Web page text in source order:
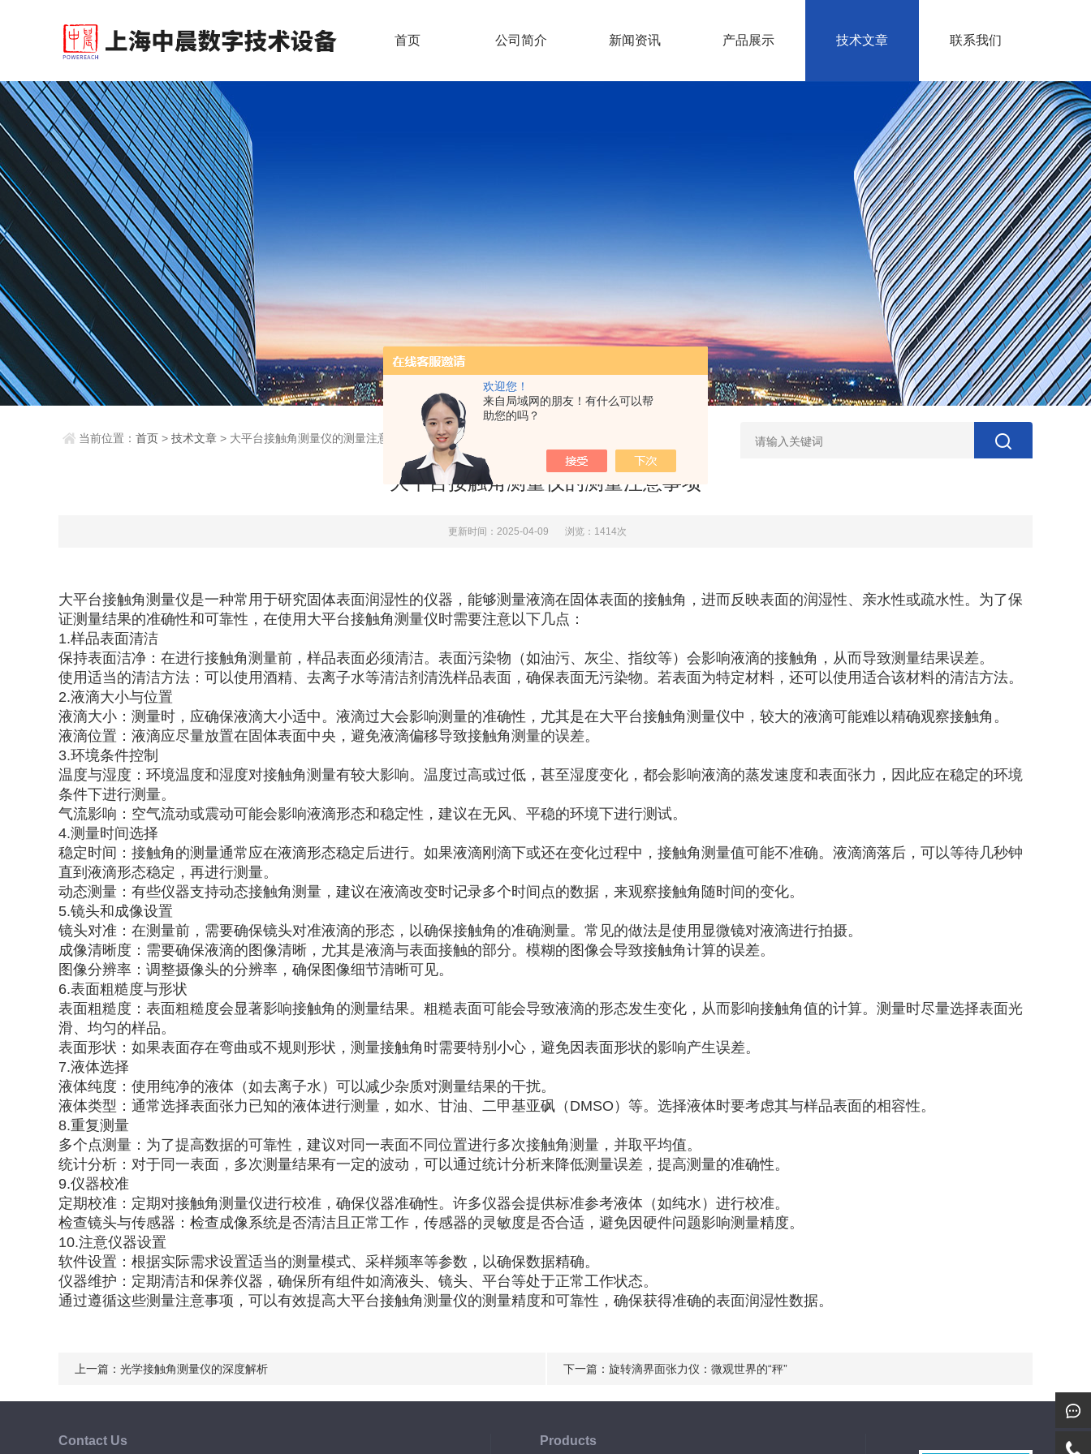
欢迎您！
来自局域网的朋友！有什么可以帮
助您的吗？
首页 公司简介 新闻资讯 产品展示 技术文章 联系我们
当前位置： 首页 > 技术文章 > 大平台接触角测量仪的测量注意事项
大平台接触角测量仪的测量注意事项
更新时间：2025-04-09 浏览：1414次
大平台接触角测量仪是一种常用于研究固体表面润湿性的仪器，能够测量液滴在固体表面的接触角，进而反映表面的润湿性、亲水性或疏水性。为了保
证测量结果的准确性和可靠性，在使用大平台接触角测量仪时需要注意以下几点：
1.样品表面清洁
保持表面洁净：在进行接触角测量前，样品表面必须清洁。表面污染物（如油污、灰尘、指纹等）会影响液滴的接触角，从而导致测量结果误差。
使用适当的清洁方法：可以使用酒精、去离子水等清洁剂清洗样品表面，确保表面无污染物。若表面为特定材料，还可以使用适合该材料的清洁方法。
2.液滴大小与位置
液滴大小：测量时，应确保液滴大小适中。液滴过大会影响测量的准确性，尤其是在大平台接触角测量仪中，较大的液滴可能难以精确观察接触角。
液滴位置：液滴应尽量放置在固体表面中央，避免液滴偏移导致接触角测量的误差。
3.环境条件控制
温度与湿度：环境温度和湿度对接触角测量有较大影响。温度过高或过低，甚至湿度变化，都会影响液滴的蒸发速度和表面张力，因此应在稳定的环境
条件下进行测量。
气流影响：空气流动或震动可能会影响液滴形态和稳定性，建议在无风、平稳的环境下进行测试。
4.测量时间选择
稳定时间：接触角的测量通常应在液滴形态稳定后进行。如果液滴刚滴下或还在变化过程中，接触角测量值可能不准确。液滴滴落后，可以等待几秒钟
直到液滴形态稳定，再进行测量。
动态测量：有些仪器支持动态接触角测量，建议在液滴改变时记录多个时间点的数据，来观察接触角随时间的变化。
5.镜头和成像设置
镜头对准：在测量前，需要确保镜头对准液滴的形态，以确保接触角的准确测量。常见的做法是使用显微镜对液滴进行拍摄。
成像清晰度：需要确保液滴的图像清晰，尤其是液滴与表面接触的部分。模糊的图像会导致接触角计算的误差。
图像分辨率：调整摄像头的分辨率，确保图像细节清晰可见。
6.表面粗糙度与形状
表面粗糙度：表面粗糙度会显著影响接触角的测量结果。粗糙表面可能会导致液滴的形态发生变化，从而影响接触角值的计算。测量时尽量选择表面光
滑、均匀的样品。
表面形状：如果表面存在弯曲或不规则形状，测量接触角时需要特别小心，避免因表面形状的影响产生误差。
7.液体选择
液体纯度：使用纯净的液体（如去离子水）可以减少杂质对测量结果的干扰。
液体类型：通常选择表面张力已知的液体进行测量，如水、甘油、二甲基亚砜（DMSO）等。选择液体时要考虑其与样品表面的相容性。
8.重复测量
多个点测量：为了提高数据的可靠性，建议对同一表面不同位置进行多次接触角测量，并取平均值。
统计分析：对于同一表面，多次测量结果有一定的波动，可以通过统计分析来降低测量误差，提高测量的准确性。
9.仪器校准
定期校准：定期对接触角测量仪进行校准，确保仪器准确性。许多仪器会提供标准参考液体（如纯水）进行校准。
检查镜头与传感器：检查成像系统是否清洁且正常工作，传感器的灵敏度是否合适，避免因硬件问题影响测量精度。
10.注意仪器设置
软件设置：根据实际需求设置适当的测量模式、采样频率等参数，以确保数据精确。
仪器维护：定期清洁和保养仪器，确保所有组件如滴液头、镜头、平台等处于正常工作状态。
通过遵循这些测量注意事项，可以有效提高大平台接触角测量仪的测量精度和可靠性，确保获得准确的表面润湿性数据。
上一篇： 光学接触角测量仪的深度解析 下一篇： 旋转滴界面张力仪：微观世界的“秤”
Contact Us Products